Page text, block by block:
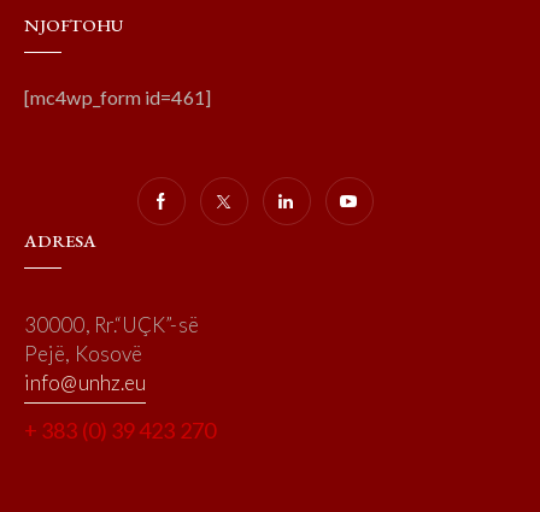
NJOFTOHU
[mc4wp_form id=461]
ADRESA
30000, Rr.“UÇK”-së
Pejë, Kosovë
info@unhz.eu
+ 383 (0) 39 423 270